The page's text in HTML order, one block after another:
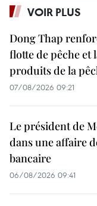
VOIR PLUS
Dong Thap
flotte de pêche et
produits de la
07/08/2026 09:21
Le président de
dans une affaire
bancaire
06/08/2026 09:41